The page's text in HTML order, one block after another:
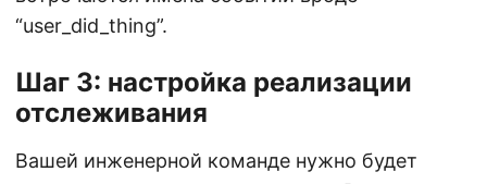
“user_did_thing”.
Шаг 3: настройка реализации
отслеживания
Вашей инженерной команде нужно будет